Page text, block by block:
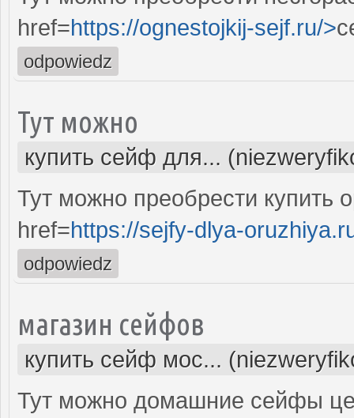
href=https://ognestojkij-sejf.ru/>
odpowiedz
Тут можно
купить сейф для...
Тут можно преобрести купить
href=https://sejfy-dlya-
odpowiedz
магазин сейфов
купить сейф мос...
Тут можно домашние сейфы